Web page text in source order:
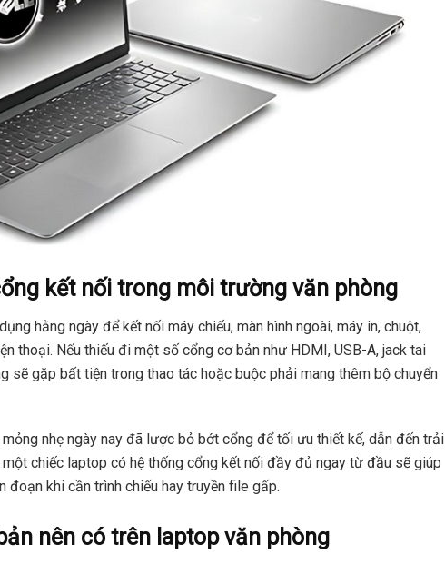
kết nối trong môi trường văn phòng
hằng ngày để kết nối máy chiếu, màn hình ngoài, máy in, chuột,
thoại. Nếu thiếu đi một số cổng cơ bản như HDMI, USB-A, jack tai
sẽ gặp bất tiện trong thao tác hoặc buộc phải mang thêm bộ chuyển
nhẹ ngày nay đã lược bỏ bớt cổng để tối ưu thiết kế, dẫn đến trải
chiếc laptop có hệ thống cổng kết nối đầy đủ ngay từ đầu sẽ giúp
đoạn khi cần trình chiếu hay truyền file gấp.
nên có trên laptop văn phòng